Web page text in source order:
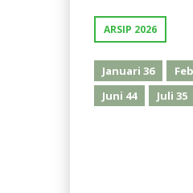
ARSIP 2026
Januari 36
Juni 44 Juli 35